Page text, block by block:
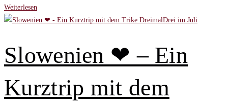
Weiterlesen
–
September
Slowenien ❤ – Ein
Kurztrip mit dem